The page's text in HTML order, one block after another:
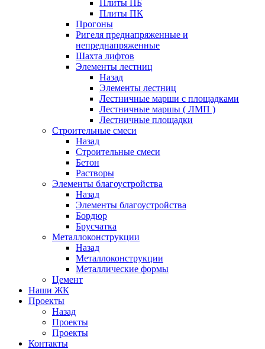
Плиты ПБ
Плиты ПК
Прогоны
Ригеля преднапряженные и
непреднапряженные
Шахта лифтов
Элементы лестниц
Назад
Элементы лестниц
Лестничные марши с площадками
Лестничные маршы ( ЛМП )
Лестничные площадки
Строительные смеси
Назад
Строительные смеси
Бетон
Растворы
Элементы благоустройства
Назад
Элементы благоустройства
Бордюр
Брусчатка
Металлоконструкции
Назад
Металлоконструкции
Металлические формы
Цемент
Наши ЖК
Проекты
Назад
Проекты
Проекты
Контакты